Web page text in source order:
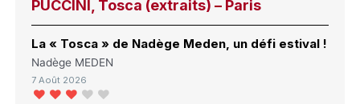
PUCCINI, Tosca (extraits) – Paris
La « Tosca » de Nadège Meden, un défi estival !
Nadège MEDEN
7 Août 2026